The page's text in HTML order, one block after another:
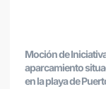
Moción de
aparcamiento
en la playa de